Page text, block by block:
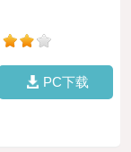
PC下载